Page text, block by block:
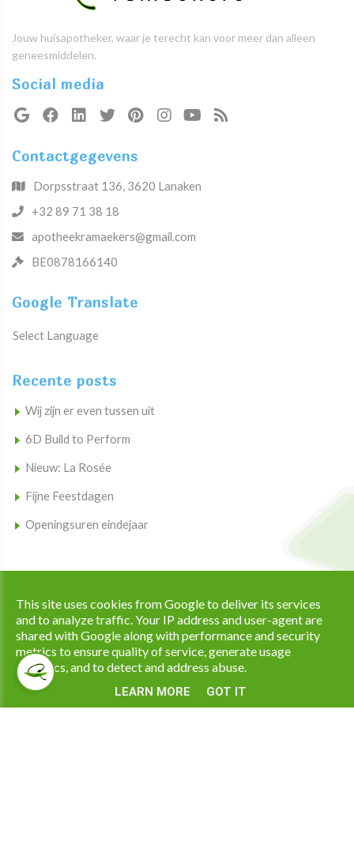
Jouw huisapotheker, waar je terecht kan voor meer dan alleen
geneesmiddelen.
Social media
Contactgegevens
Dorpsstraat 136, 3620 Lanaken
+32 89 71 38 18
apotheekramaekers@gmail.com
BE0878166140
Google Translate
Select Language
Recente posts
Wij zijn er even tussen uit
6D Build to Perform
Nieuw: La Rosée
Fijne Feestdagen
Openingsuren eindejaar
Privacy & Cookies|UP-TO-DATE WebDesign
This site uses cookies from Google to deliver its services
and to analyze traffic. Your IP address and user-agent are
shared with Google along with performance and security
metrics to ensure quality of service, generate usage
statistics, and to detect and address abuse.
LEARN MORE GOT IT